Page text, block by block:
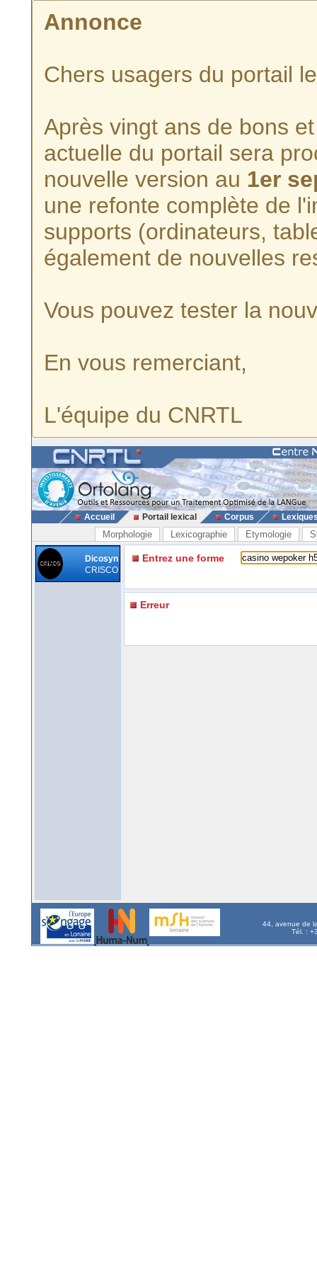
Annonce
Chers usagers du portail
Après vingt ans de bons
actuelle du portail sera
nouvelle version au 1er
une refonte complète de
supports (ordinateurs,
également de nouvelles
Vous pouvez tester la
En vous remerciant,
L'équipe du CNRTL
Accueil Portail lexical Corpus
Morphologie Lexicographie Etymologie
Dicosyn
CRISCO
Entrez une forme
Erreur
44, avenue de
Tél. :